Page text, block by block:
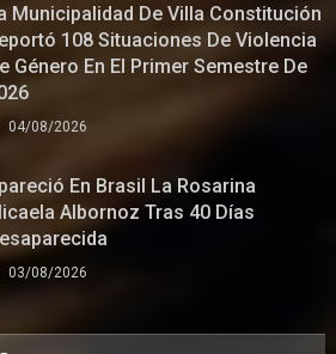
Municipalidad De Villa Constitución
108 Situaciones De Violencia
Género En El Primer Semestre De
04/08/2026
En Brasil La Rosarina
Albornoz Tras 40 Días
03/08/2026